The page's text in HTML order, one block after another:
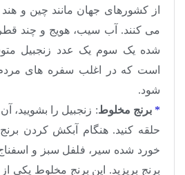
از کشورهای جهان مانند چین و هند
می کنند. آب سیب، هویج و چند قطره
شده یک سوم یک عدد زنجبیل
است که در اغلب سفره های
شود.
*برنج مخلوط: زنجبیل را بشویید،
حلقه کنید. هنگام آبکش کردن
خورد شده سیر، فلفل سبز و
برنج بریزید. این برنج مخلوط یکی